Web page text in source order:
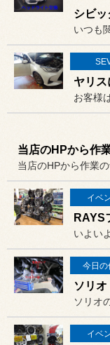
シビ
ヤリ
当店のHPから作
当店のHPから作業
イベ
RAYS
今日の
ソリ
ソリオ
イベ